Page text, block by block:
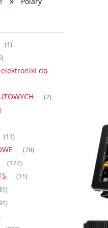
Formularz
(1)
do
(2)
(11)
(78)
(177)
(11)